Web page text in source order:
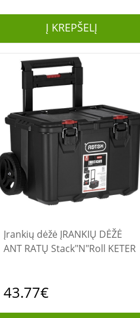
Į KREPŠELĮ
Įrankių dėžė ĮRANKIŲ DĖŽĖ
ANT RATŲ Stack"N"Roll KETER
43.77€